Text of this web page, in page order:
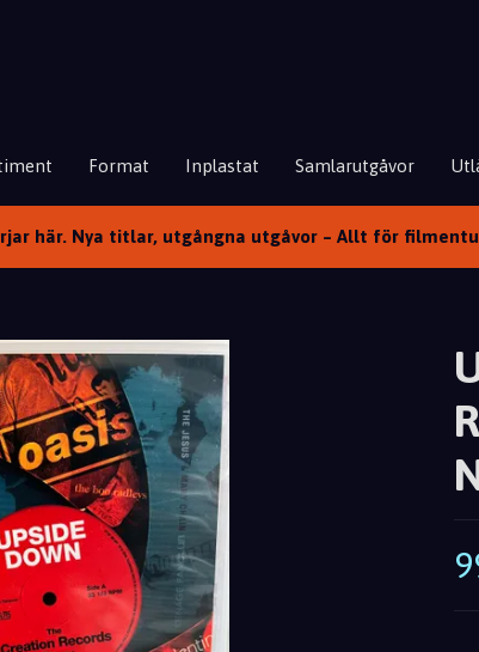
Format Inplastat Samlarutgåvor
här. Nya titlar, utgångna utgåvor – Allt för